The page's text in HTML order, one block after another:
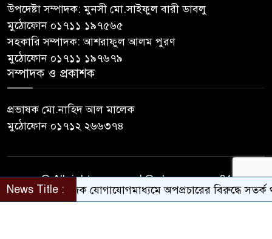
উপদেষ্টা সম্পাদক: মুনসী মো.সাইফুল বারী ডাবলু
মুঠোফোন ০১৭১১ ১৯৭৫৬৫
সহকারি সম্পাদক: আশরাফুল আলম পুরণ
মুঠোফোন ০১৭১১ ১৯৭৬৭৯
সম্পাদক ও প্রকাশক
প্রভাষক মো.নাহিদ আল মালেক
মুঠোফোন ০১৭১২ ২৬৬৩৭৪
© All rights reserved © sherpurnews24
Developer Contact
News Title :
সামাজিক যোগাযোগমাধ্যমে অপপ্রচারের বিরুদ্ধে সতর্ক